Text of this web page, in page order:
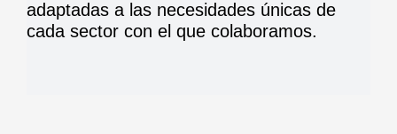
adaptadas a las necesidades únicas de
cada sector con el que colaboramos.